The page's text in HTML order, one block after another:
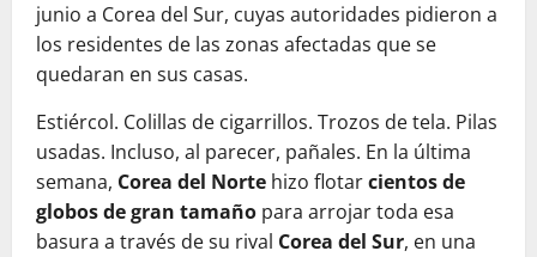
junio a Corea del Sur, cuyas autoridades pidieron a
los residentes de las zonas afectadas que se
quedaran en sus casas.
Estiércol. Colillas de cigarrillos. Trozos de tela. Pilas
usadas. Incluso, al parecer, pañales. En la última
semana, Corea del Norte hizo flotarcientos de
globos de gran tamaño para arrojar toda esa
basura a través de su rival Corea del Sur, en una